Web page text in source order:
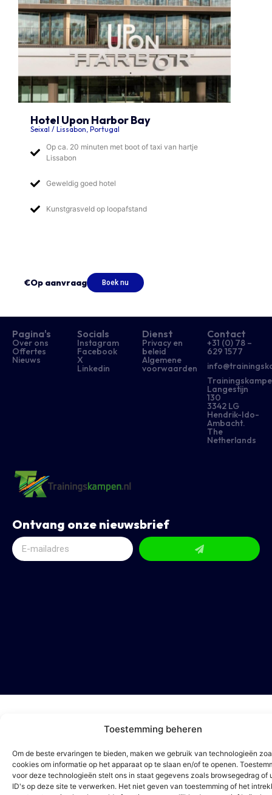
Toestemming beheren
Om de beste ervaringen te bieden, maken we gebruik van technologieën
cookies om informatie op het apparaat op te slaan en/of te openen.
voor deze technologieën stelt ons in staat gegevens zoals browsegedrag of
ID's op deze site te verwerken. Het niet geven van toestemming of het
Hotel Upon Harbor Bay
Seixal / Lissabon, Portugal
Op ca. 20 minuten met boot of taxi van hartje
Lissabon
Geweldig goed hotel
Kunstgrasveld op loopafstand
€Op aanvraag Boek nu
Pagina's
Over ons
Offertes
Nieuws
Socials
Instagram
Facebook
X
Linkedin
Dienst
Privacy en
beleid
Algemene
voorwaarden
Contact
+31 (0) 78 –
629 1577​
Langestijn
130
3342 LG
Hendrik-Ido-
Ambacht.
The
Netherlands
Ontvang onze nieuwsbrief